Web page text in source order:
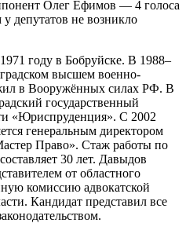
Олег Ефимов — 4 голоса
депутатов не возникло
году в Бобруйске. В 1988–
высшем военно-
в Вооружённых силах РФ. В
государственный
«Юриспруденция». С 2002
генеральным директором
Право». Стаж работы по
30 лет. Давыдов
от областного
комиссию адвокатской
Кандидат представил все